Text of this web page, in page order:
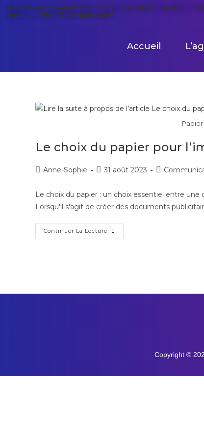
Agence de Communication à Beauvais dans l'Oise (60) //
sociaux / Print / Régie publicitaire
Accueil
Le choix du papier pour
Anne-Sophie 31 août 2023
Le choix du papier : un choix essentiel entre
Lorsqu'il s'agit de créer des documents
Continuer La Lecture
Copyright ©